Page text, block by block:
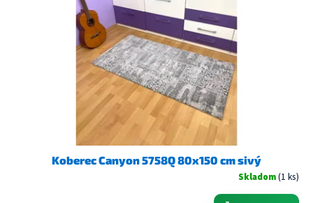
Koberec Canyon 5758Q 80x150 cm sivý
Skladom(1 ks)